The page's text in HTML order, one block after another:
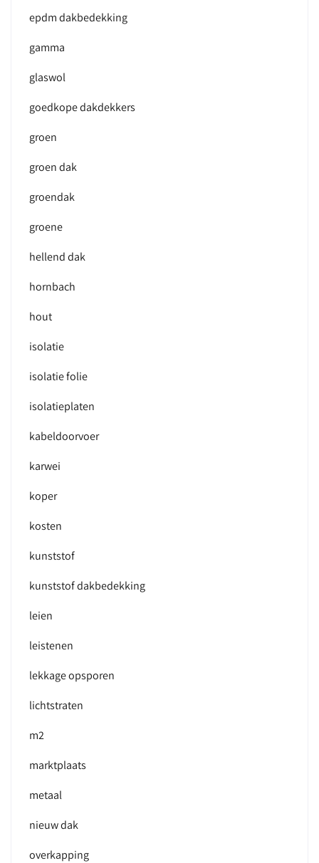
epdm dakbedekking
gamma
glaswol
goedkope dakdekkers
groen
groen dak
groendak
groene
hellend dak
hornbach
hout
isolatie
isolatie folie
isolatieplaten
kabeldoorvoer
karwei
koper
kosten
kunststof
kunststof dakbedekking
leien
leistenen
lekkage opsporen
lichtstraten
m2
marktplaats
metaal
nieuw dak
overkapping